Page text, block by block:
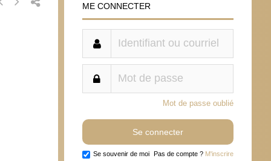
ME CONNECTER
Mot de passe oublié
Se souvenir de moi Pas de compte ? M'inscrire